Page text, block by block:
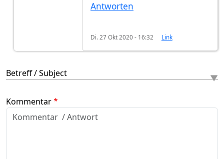
Antworten
Di. 27 Okt 2020 - 16:32 Link
Betreff / Subject
Kommentar